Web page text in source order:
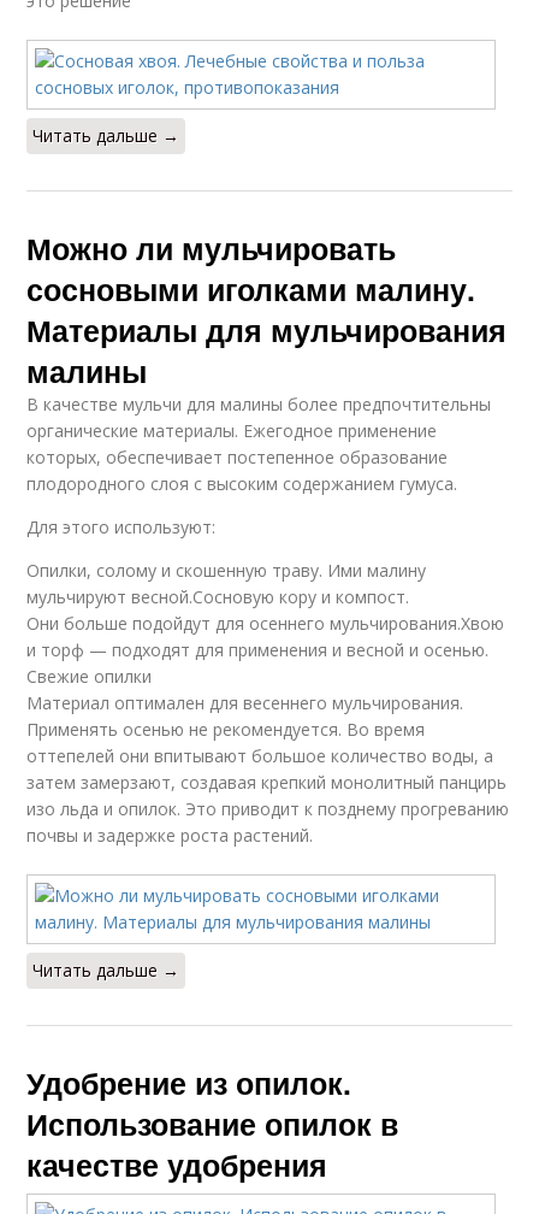
Читать дальше →
Можно ли мульчировать
сосновыми иголками малину.
Материалы для мульчирования
малины
В качестве мульчи для малины более предпочтительны
органические материалы. Ежегодное применение
которых, обеспечивает постепенное образование
плодородного слоя с высоким содержанием гумуса.
Для этого используют:
Опилки, солому и скошенную траву. Ими малину
мульчируют весной.Сосновую кору и компост.
Они больше подойдут для осеннего мульчирования.Хвою
и торф — подходят для применения и весной и осенью.
Свежие опилки
Материал оптимален для весеннего мульчирования.
Применять осенью не рекомендуется. Во время
оттепелей они впитывают большое количество воды, а
затем замерзают, создавая крепкий монолитный панцирь
изо льда и опилок. Это приводит к позднему прогреванию
почвы и задержке роста растений.
Читать дальше →
Удобрение из опилок.
Использование опилок в
качестве удобрения